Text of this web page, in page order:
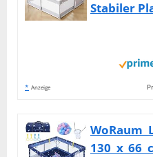
Stabiler
* Anzeige
WoRaum
130 x 66